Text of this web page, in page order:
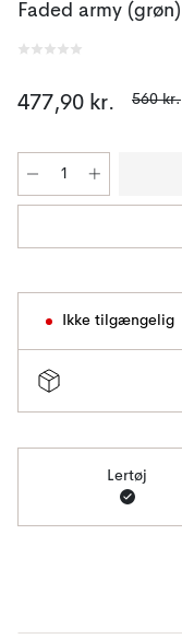
Faded army (grøn)
477,90 kr. 560 kr.
Ikke tilgængelig
Lertøj